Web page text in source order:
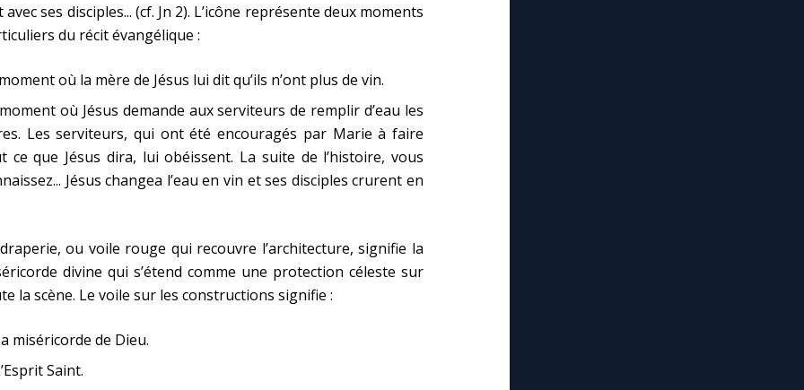
avec ses disciples... (cf. Jn 2). L’icône représente deux moments
du récit évangélique :
où la mère de Jésus lui dit qu’ils n’ont plus de vin.
où Jésus demande aux serviteurs de remplir d’eau les
Les serviteurs, qui ont été encouragés par Marie à faire
ce que Jésus dira, lui obéissent. La suite de l’histoire, vous
Jésus changea l’eau en vin et ses disciples crurent en
ou voile rouge qui recouvre l’architecture, signifie la
divine qui s’étend comme une protection céleste sur
la scène. Le voile sur les constructions signifie :
miséricorde de Dieu.
Saint.